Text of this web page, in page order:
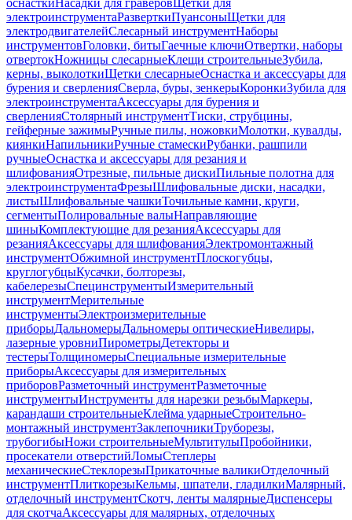
оснасткиНасадки для граверовЩетки для
электроинструментаРазверткиПуансоныЩетки для
электродвигателейСлесарный инструментНаборы
инструментовГоловки, битыГаечные ключиОтвертки, наборы
отвертокНожницы слесарныеКлещи строительныеЗубила,
керны, выколоткиЩетки слесарныеОснастка и аксессуары для
бурения и сверленияСверла, буры, зенкерыКоронкиЗубила для
электроинструментаАксессуары для бурения и
сверленияСтолярный инструментТиски, струбцины,
гейферные зажимыРучные пилы, ножовкиМолотки, кувалды,
киянкиНапильникиРучные стамескиРубанки, рашпили
ручныеОснастка и аксессуары для резания и
шлифованияОтрезные, пильные дискиПильные полотна для
электроинструментаФрезыШлифовальные диски, насадки,
листыШлифовальные чашкиТочильные камни, круги,
сегментыПолировальные валыНаправляющие
шиныКомплектующие для резанияАксессуары для
резанияАксессуары для шлифованияЭлектромонтажный
инструментОбжимной инструментПлоскогубцы,
круглогубцыКусачки, болторезы,
кабелерезыСпецинструментыИзмерительный
инструментМерительные
инструментыЭлектроизмерительные
приборыДальномерыДальномеры оптическиеНивелиры,
лазерные уровниПирометрыДетекторы и
тестерыТолщиномерыСпециальные измерительные
приборыАксессуары для измерительных
приборовРазметочный инструментРазметочные
инструментыИнструменты для нарезки резьбыМаркеры,
карандаши строительныеКлейма ударныеСтроительно-
монтажный инструментЗаклепочникиТруборезы,
трубогибыНожи строительныеМультитулыПробойники,
просекатели отверстийЛомыСтеплеры
механическиеСтеклорезыПрикаточные валикиОтделочный
инструментПлиткорезыКельмы, шпатели, гладилкиМалярный,
отделочный инструментСкотч, ленты малярныеДиспенсеры
для скотчаАксессуары для малярных, отделочных